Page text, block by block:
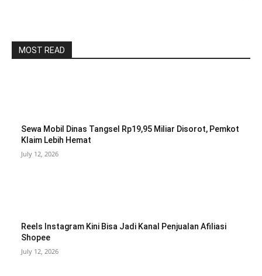
MOST READ
Sewa Mobil Dinas Tangsel Rp19,95 Miliar Disorot, Pemkot
Klaim Lebih Hemat
July 12, 2026
Reels Instagram Kini Bisa Jadi Kanal Penjualan Afiliasi
Shopee
July 12, 2026